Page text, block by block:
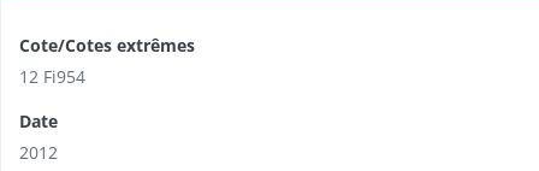
Cote/Cotes extrêmes
12 Fi954
Date
2012